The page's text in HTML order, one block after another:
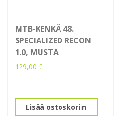
MTB-KENKÄ 48.
SPECIALIZED RECON
1.0, MUSTA
129,00 €
Lisää ostoskoriin